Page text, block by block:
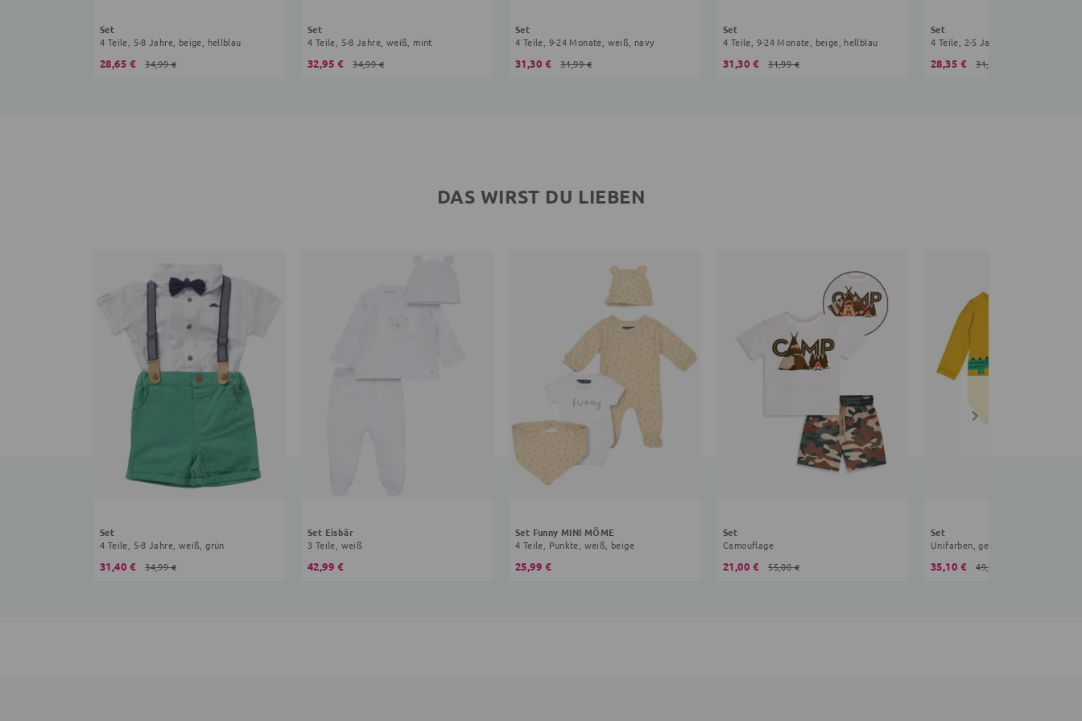
Set
4 Teile, 5-8 Jahre, beige, hellblau
28,65 € 34,99 €
Set
4 Teile, 5-8 Jahre, weiß, mint
32,95 € 34,99 €
Set
4 Teile, 9-24 Monate, weiß, navy
31,30 € 31,99 €
Set
4 Teile, 9-24 Monate, beige, hellblau
31,30 € 31,99 €
Set
4 Teile, 2-5 Jahre, weiß, hellblau
28,35 € 31,99 €
DAS WIRST DU LIEBEN
Set
4 Teile, 5-8 Jahre, weiß, grün
31,40 € 34,99 €
Set Eisbär
3 Teile, weiß
42,99 €
Set Funny MINI MÖME
4 Teile, Punkte, weiß, beige
25,99 €
Set
Camouflage
21,00 € 55,00 €
Set
Unifarben, gelb
35,10 € 49,90 €